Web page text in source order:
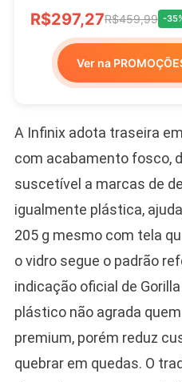
R$297,27R$459,99 -
Ver na
A Infinix adota traseira
com acabamento fosco,
suscetível a marcas de
igualmente plástica,
205 g mesmo com tela
o vidro segue o padrão
indicação oficial de
plástico não agrada
premium, porém reduz
quebrar em quedas. O